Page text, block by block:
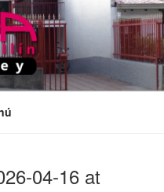
04-16 at